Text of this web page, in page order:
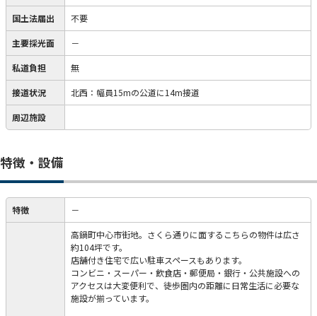
国土法届出 不要
主要採光面 －
私道負担 無
接道状況 北西：幅員15mの公道に14m接道
周辺施設
特徴・設備
特徴 －
高鍋町中心市街地。さくら通りに面するこちらの物件は広さ
約104坪です。
店舗付き住宅で広い駐車スペースもあります。
コンビニ・スーパー・飲食店・郵便局・銀行・公共施設への
アクセスは大変便利で、徒歩圏内の距離に日常生活に必要な
施設が揃っています。